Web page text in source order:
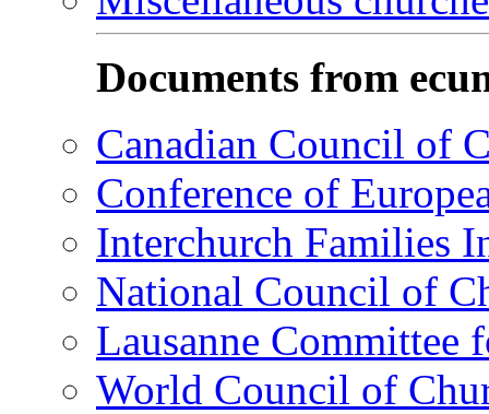
Documents from
Canadian Council of
Conference of
Interchurch Families
National Council of
Lausanne
World Council of